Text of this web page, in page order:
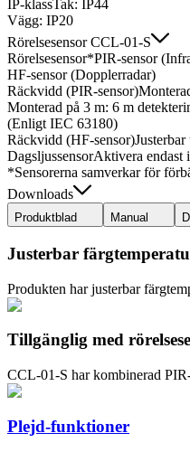
IP-klassTak: IP44
Vägg: IP20
Rörelsesensor CCL-01-S
Rörelsesensor*PIR-sensor
HF-sensor (Dopplerradar)
Räckvidd (PIR-sensor)
Monterad på 3 m: 6 m
(Enligt IEC 63180)
Räckvidd (HF-sensor)
DagsljussensorAktivera endast
*Sensorerna samverkar för
Downloads
Produktblad Manual
Justerbar
Produkten har justerbar
Tillgänglig med
CCL-01-S har kombinerad
Plejd-funktioner